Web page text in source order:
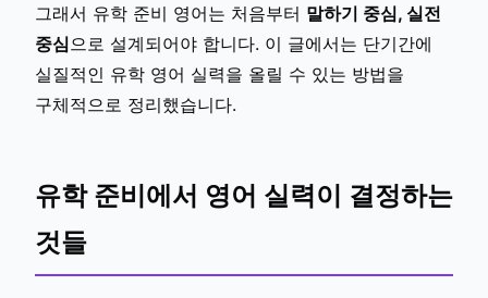
그래서 유학 준비 영어는 처음부터 말하기 중심, 실전
중심으로 설계되어야 합니다. 이 글에서는 단기간에
실질적인 유학 영어 실력을 올릴 수 있는 방법을
구체적으로 정리했습니다.
유학 준비에서 영어 실력이 결정하는
것들